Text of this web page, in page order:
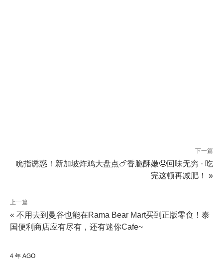
下一篇
吮指诱惑！新加坡炸鸡大盘点🍗香脆酥嫩🤤回味无穷 · 吃
完这顿再减肥！ »
上一篇
« 不用去到曼谷也能在Rama Bear Mart买到正版零食！泰
国便利商店应有尽有，还有迷你Cafe~
4 年 AGO